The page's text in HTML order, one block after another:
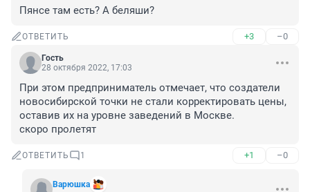
Пянсе там есть? А беляши?
ОТВЕТИТЬ +3 –0
Гость
28 октября 2022, 17:03
При этом предприниматель отмечает, что создатели
новосибирской точки не стали корректировать цены,
оставив их на уровне заведений в Москве.
скоро пролетят
ОТВЕТИТЬ 1 +1 –0
Варюшка